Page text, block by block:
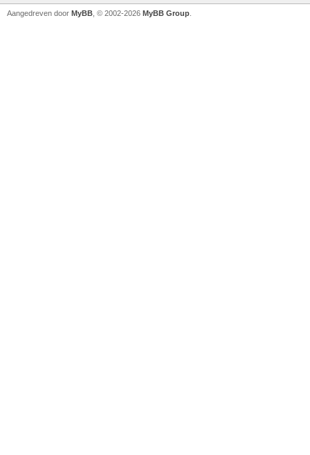
Aangedreven door MyBB , © 2002-2026 MyBB Group